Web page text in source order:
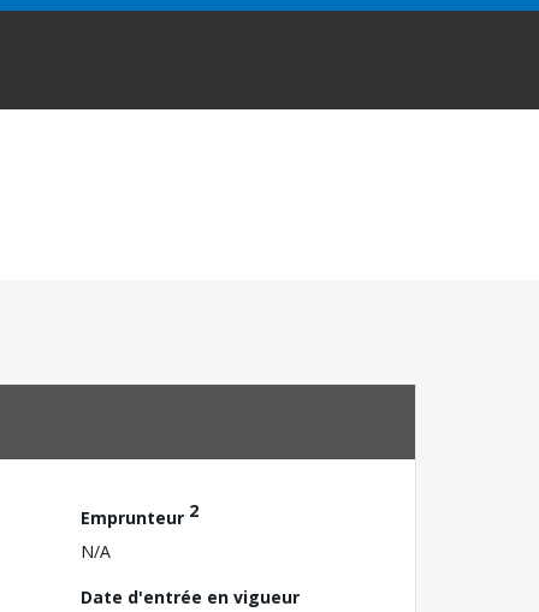
Emprunteur 2
N/A
Date d'entrée en vigueur